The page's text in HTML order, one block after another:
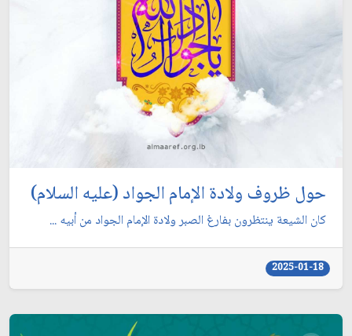
حول ظروف ولادة الإمام الجواد (عليه السلام)
كان الشيعة ينتظرون بفارغ الصبر ولادة الإمام الجواد من أبيه ...
2025-01-18